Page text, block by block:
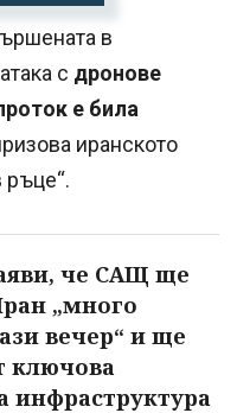
в
с дронове
е била
иранското
ръце“.
че САЩ ще
„много
вечер“ и ще
ключова
инфраструктура